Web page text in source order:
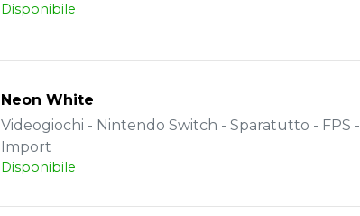
Disponibile
Neon White
Videogiochi - Nintendo Switch - Sparatutto - FPS -
Import
Disponibile